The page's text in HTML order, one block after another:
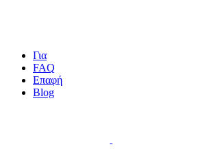
Για
FAQ
Επαφή
Blog